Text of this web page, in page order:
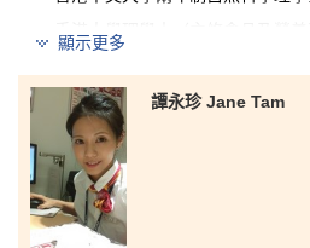
香港大學理學士（主修食品及營養
兩年的課程不但教授食物及營養
一個珍貴的機會，認識新朋友，
學生發展資源中心更舉辦不同種
生非聯招的報名途徑，以及有注
有用的升學資訊。
顯示更多
譚永珍 Jane Tam